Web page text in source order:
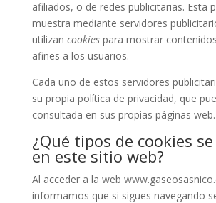
afiliados, o de redes publicitarias. Esta
muestra mediante servidores
utilizan cookies para mostrar
afines a los usuarios.
Cada uno de estos servidores
su propia política de privacidad, que
consultada en sus propias páginas web.
¿Qué tipos de cookies
en este sitio web?
Al acceder a la web
informamos que si sigues navegando